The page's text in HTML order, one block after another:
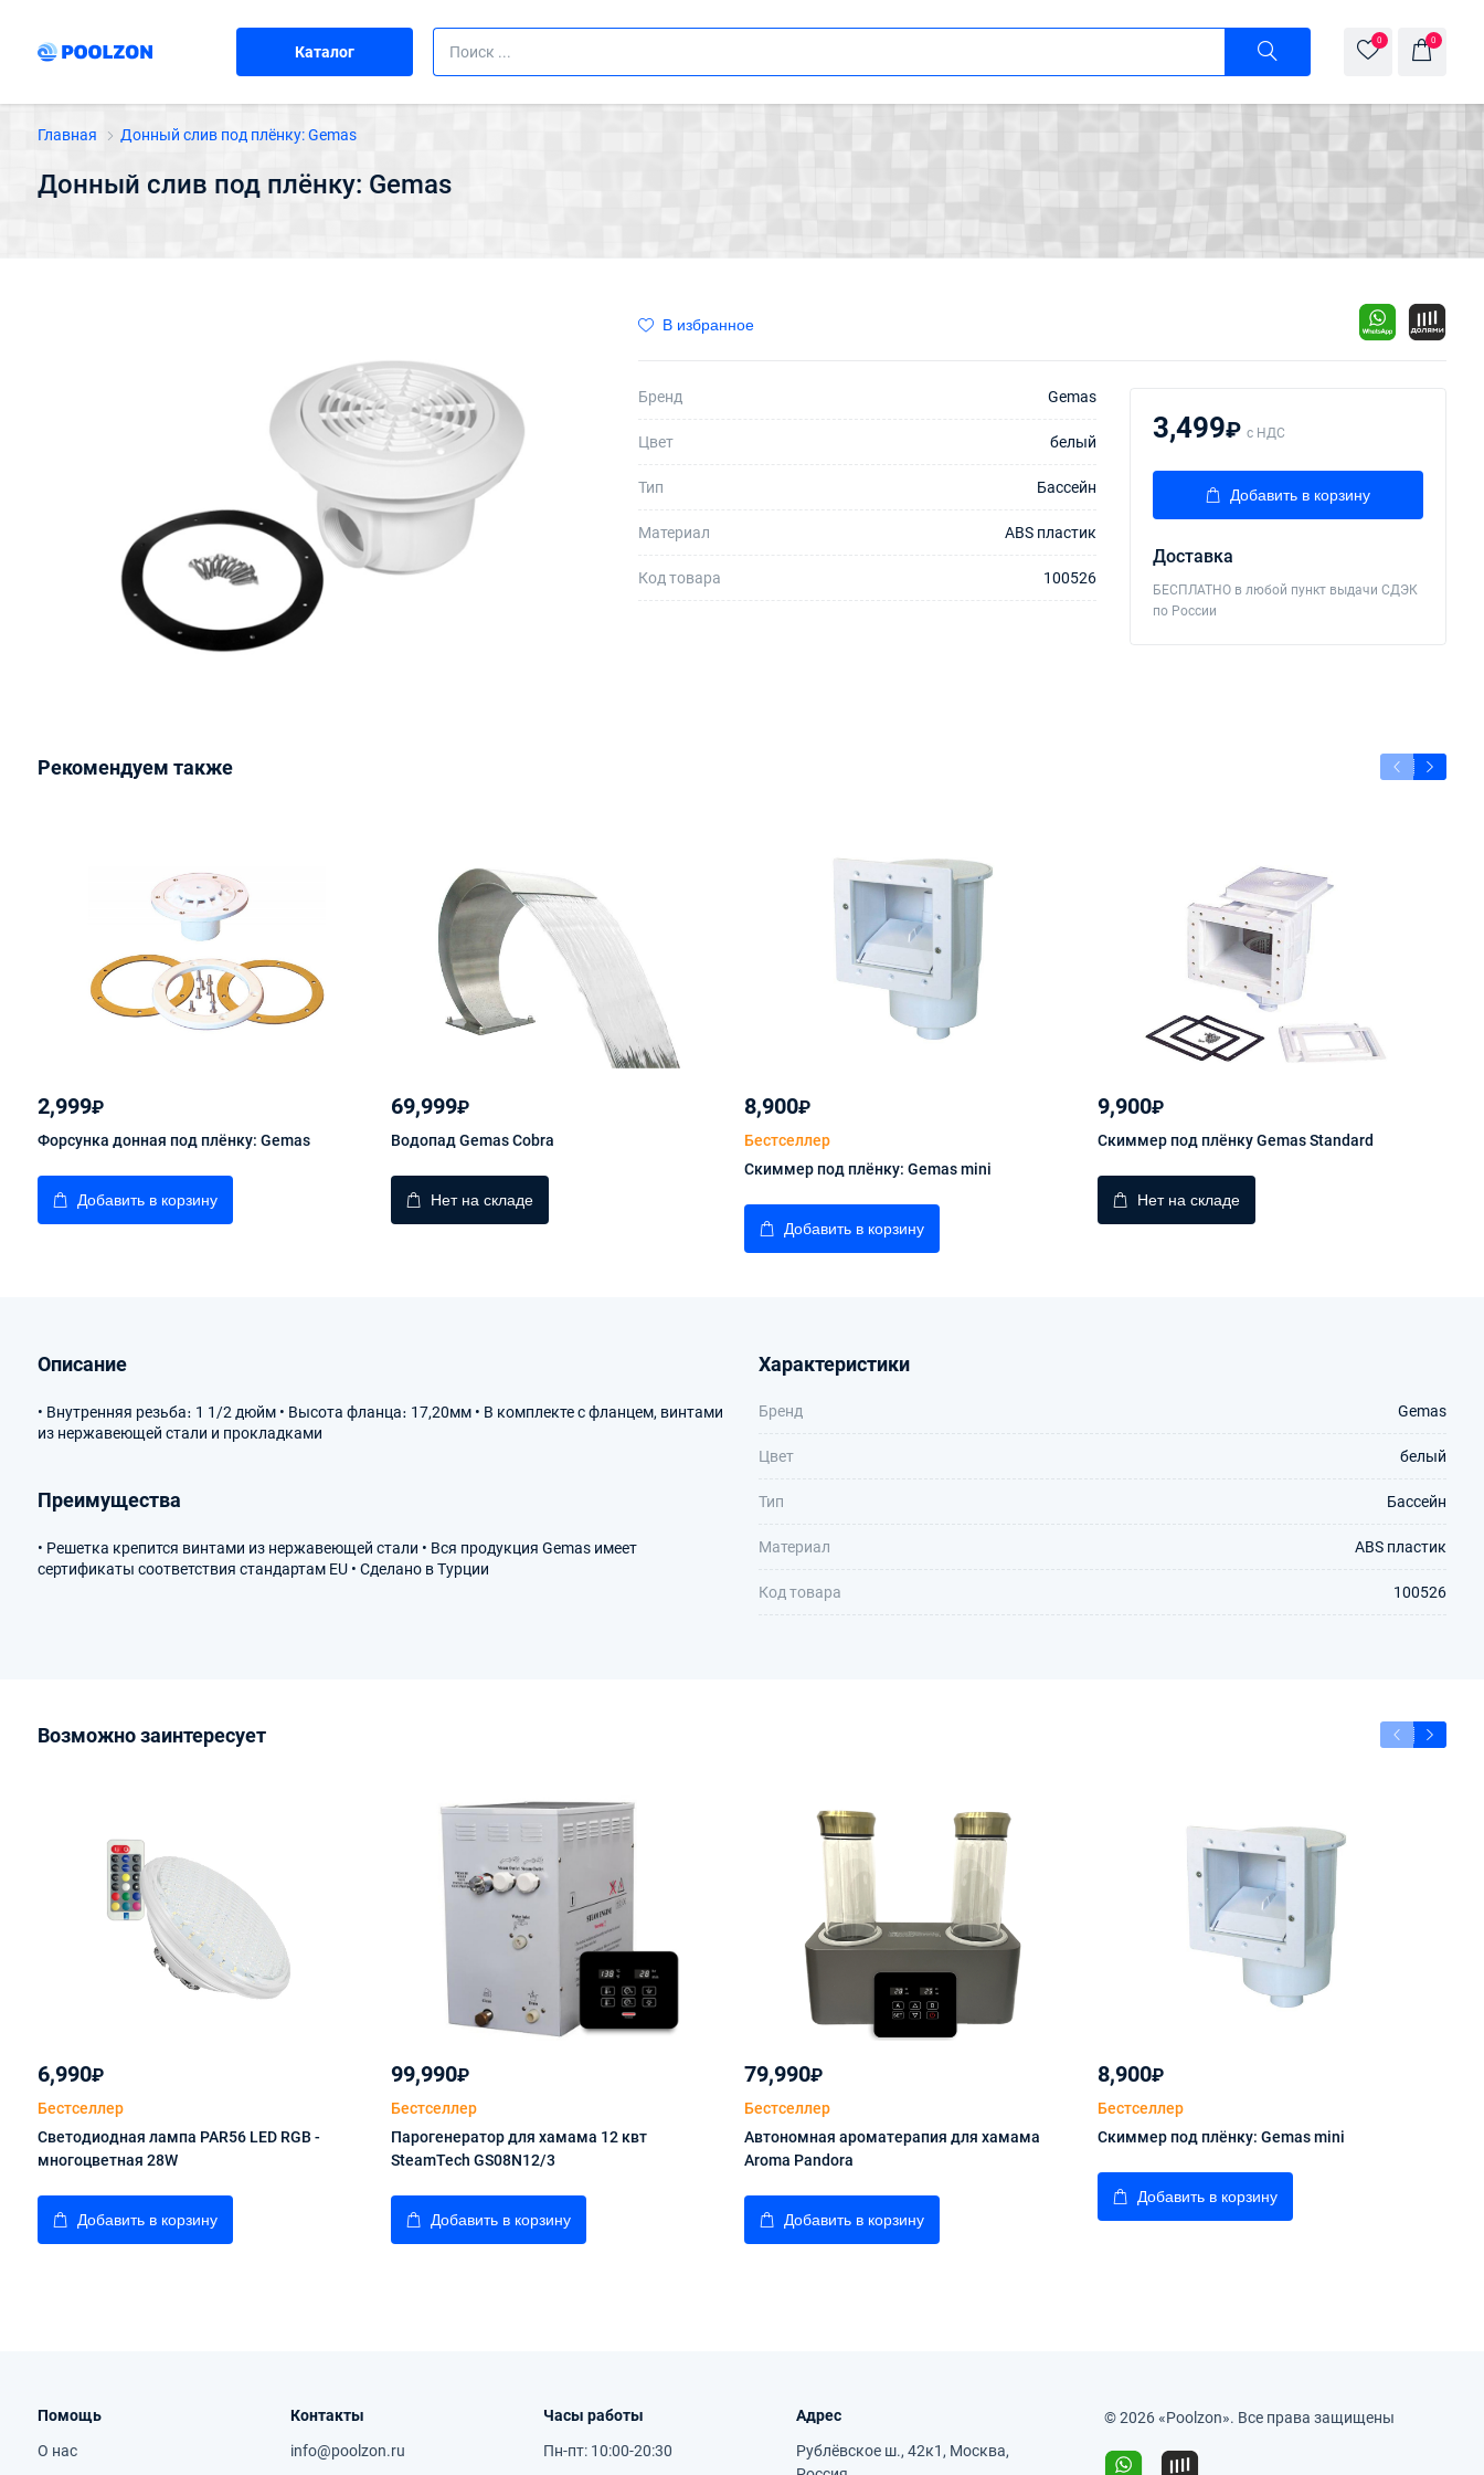
Каталог
0 0
Главная Донный слив под плёнку: Gemas
Донный слив под плёнку: Gemas
В избранное
Бренд Gemas
Цвет белый
Тип Бассейн
Материал ABS пластик
Код товара 100526
3,499₽ с НДС
Добавить в корзину
Доставка
БЕСПЛАТНО в любой пункт выдачи СДЭК
по России
Рекомендуем также
2,999₽
Форсунка донная под плёнку: Gemas
Добавить в корзину
69,999₽
Водопад Gemas Cobra
Нет на складе
8,900₽
Бестселлер
Скиммер под плёнку: Gemas mini
Добавить в корзину
9,900₽
Скиммер под плёнку Gemas Standard
Нет на складе
Описание
• Внутренняя резьба։ 1 1/2 дюйм • Высота фланца։ 17,20мм • В комплекте с фланцем, винтами
из нержавеющей стали и прокладками
Преимущества
• Решетка крепится винтами из нержавеющей стали • Вся продукция Gemas имеет
сертификаты соответствия стандартам EU • Сделано в Турции
Характеристики
Бренд Gemas
Цвет белый
Тип Бассейн
Материал ABS пластик
Код товара 100526
Возможно заинтересует
6,990₽
Бестселлер
Светодиодная лампа PAR56 LED RGB -
многоцветная 28W
Добавить в корзину
99,990₽
Бестселлер
Парогенератор для хамама 12 квт
SteamTech GS08N12/3
Добавить в корзину
79,990₽
Бестселлер
Автономная ароматерапия для хамама
Aroma Pandora
Добавить в корзину
8,900₽
Бестселлер
Скиммер под плёнку: Gemas mini
Добавить в корзину
Помощь
О нас
Контакты
info@poolzon.ru
Часы работы
Пн-пт: 10:00-20:30
Адрес
Рублёвское ш., 42к1, Москва,
© 2026 «Poolzon». Все права защищены